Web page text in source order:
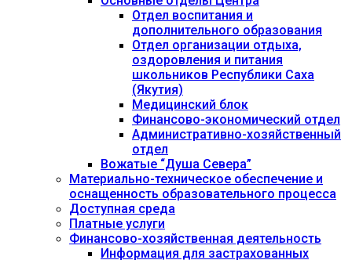
Отдел воспитания и
дополнительного образования
Отдел организации отдыха,
оздоровления и питания
школьников Республики Саха
(Якутия)
Медицинский блок
Финансово-экономический отдел
Административно-хозяйственный
отдел
Вожатые “Душа Севера”
Материально-техническое обеспечение и
оснащенность образовательного процесса
Доступная среда
Платные услуги
Финансово-хозяйственная деятельность
Информация для застрахованных